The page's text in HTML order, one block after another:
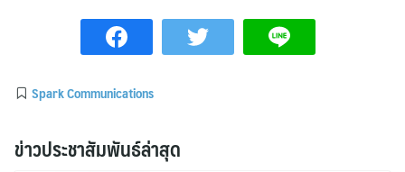
Spark Communications
ข่าวประชาสัมพันธ์ล่าสุด